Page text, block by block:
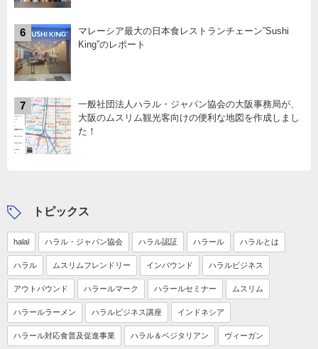
6
マレーシア最大の日本食レストランチェーン”Sushi
King”のレポート
7
一般社団法人ハラル・ジャパン協会の大阪事務局が、
大阪のムスリム観光客向けの便利な地図を作成しまし
た！
トピックス
halal ハラル・ジャパン協会 ハラル認証 ハラール ハラルとは
ハラル ムスリムフレンドリー インバウンド ハラルビジネス
アウトバウンド ハラールマーク ハラールセミナー ムスリム
ハラールラーメン ハラルビジネス講座 インドネシア
ハラール対応食普及促進事業 ハラル＆ベジタリアン ヴィーガン